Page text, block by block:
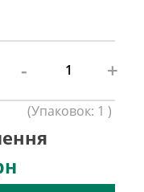
- +
(Упаковок: 1 )